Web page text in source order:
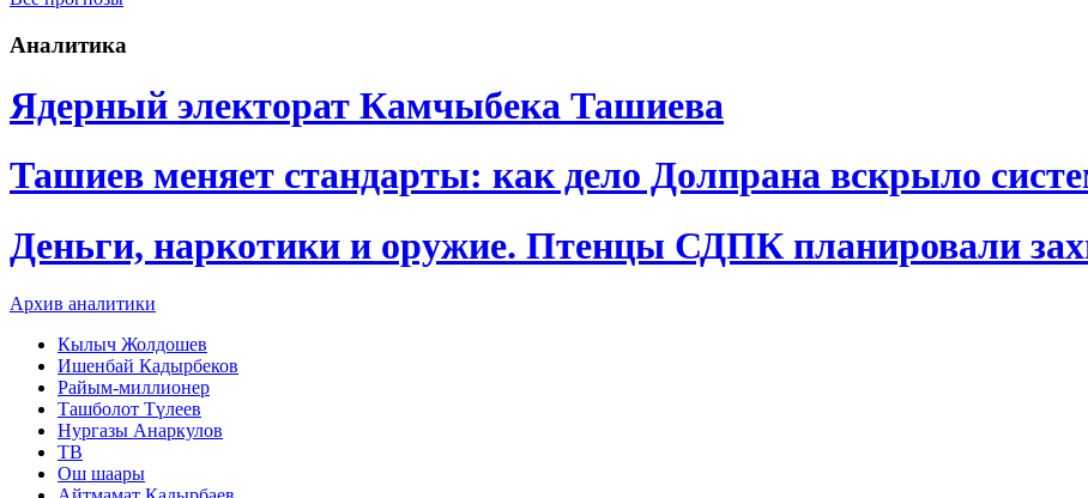
Аналитика
Ядерный электорат Камчыбека Ташиева
Ташиев меняет стандарты: как дело Долпрана вскрыло
Деньги, наркотики и оружие. Птенцы СДПК планировали
Архив аналитики
Кылыч Жолдошев
Ишенбай Кадырбеков
Райым-миллионер
Ташболот Түлеев
Нургазы Анаркулов
ТВ
Ош шаары